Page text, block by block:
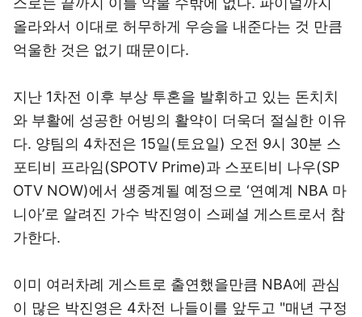
올라와서 이대로 허무하게 우승을 내준다는 것 만큼
억울한 것은 없기 때문이다.
지난 1차전 이후 부상 투혼을 발휘하고 있는 돈치치
와 부활에 성공한 어빙의 활약이 더욱더 절실한 이유
다. 양팀의 4차전은 15일(토요일) 오전 9시 30분 스
포티비 프라임(SPOTV Prime)과 스포티비 나우(SP
OTV NOW)에서 생중계될 예정으로 ‘연예계 NBA 마
니아’로 알려진 가수 박진영이 스페셜 게스트로서 참
가한다.
이미 여러차례 게스트로 출연했을만큼 NBA에 관심
이 많은 박진영은 4차전 나들이를 앞두고 "매년 구정